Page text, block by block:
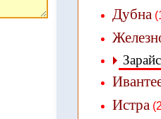
Дубна
Истра